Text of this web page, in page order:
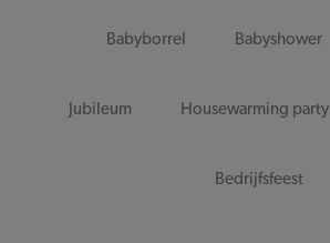
Babyborrel Babyshower
Jubileum Housewarming party
Bedrijfsfeest